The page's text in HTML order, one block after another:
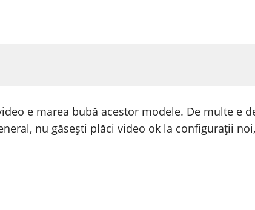
e marea bubă acestor modele. De multe e
nu găsești plăci video ok la configurații